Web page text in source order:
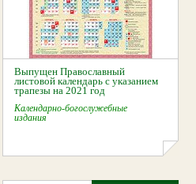
Выпущен Православный
листовой календарь с указанием
трапезы на 2021 год
Календарно-богослужебные
издания